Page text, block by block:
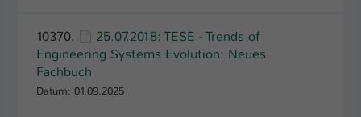
10370.
25.07.2018: TESE - Trends of
Engineering Systems Evolution: Neues
Fachbuch
Datum: 01.09.2025